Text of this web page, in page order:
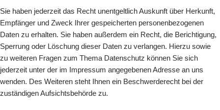
Sie haben jederzeit das Recht unentgeltlich Auskunft über Herkunft,
Empfänger und Zweck Ihrer gespeicherten personenbezogenen
Daten zu erhalten. Sie haben außerdem ein Recht, die Berichtigung,
Sperrung oder Löschung dieser Daten zu verlangen. Hierzu sowie
zu weiteren Fragen zum Thema Datenschutz können Sie sich
jederzeit unter der im Impressum angegebenen Adresse an uns
wenden. Des Weiteren steht Ihnen ein Beschwerderecht bei der
zuständigen Aufsichtsbehörde zu.